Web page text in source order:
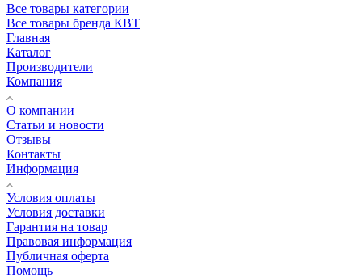
Все товары категории
Все товары бренда КВТ
Главная
Каталог
Производители
Компания
О компании
Статьи и новости
Отзывы
Контакты
Информация
Условия оплаты
Условия доставки
Гарантия на товар
Правовая информация
Публичная оферта
Помощь